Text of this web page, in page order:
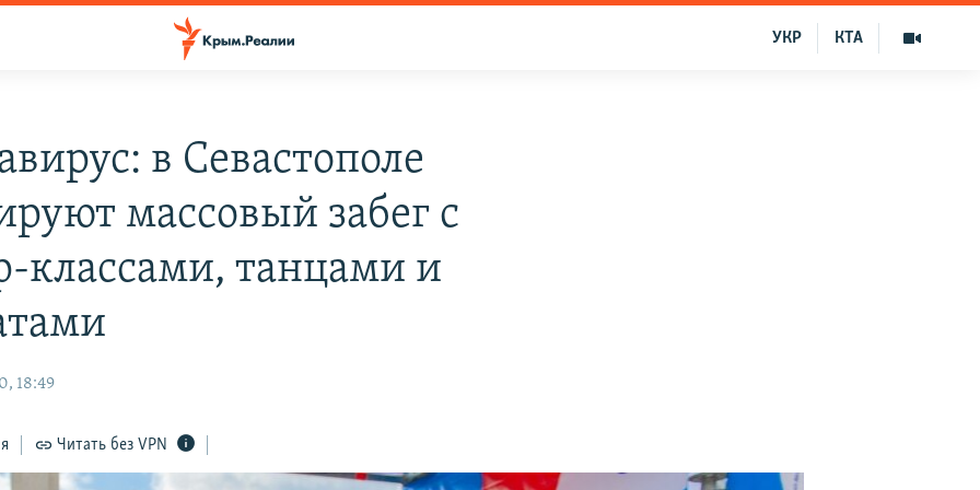
КТА
УКР
в Севастополе
массовый забег с
классами, танцами и
18:49
Читать без VPN